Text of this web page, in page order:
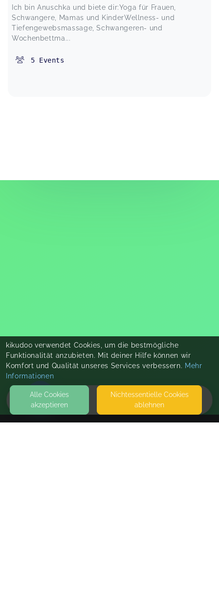
HOME
Ich bin Anuschka und biete dir:Yoga für Frauen,
Schwangere, Mamas und KinderWellness- und
Tiefengewebsmassage, Schwangeren- und
Wochenbettma...
5 Events
kikudoo verwendet Cookies, um die bestmögliche
Funktionalität anzubieten. Mit deiner Hilfe können wir
Komfort und Qualität unseres Services verbessern. Mehr
Informationen
Alle Cookies
akzeptieren
Nicht­essentielle Cookies
ablehnen